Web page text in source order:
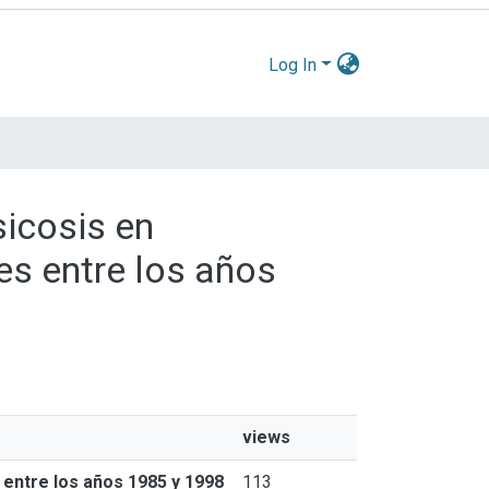
Log In
en
entre los años
views
los años 1985 y 1998 113